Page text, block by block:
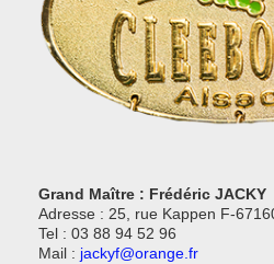
Grand Maître : Frédéric JACKY
Adresse : 25, rue Kappen F-
Tel : 03 88 94 52 96
Mail : jackyf@orange.fr